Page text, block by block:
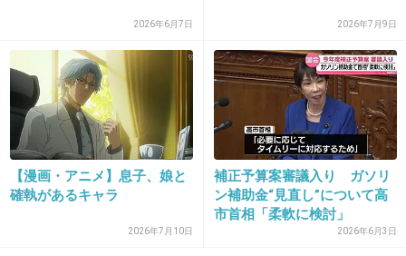
知り合いにいる！グレナ君！
べつによくないか？
-28
30. 匿名2018/08/11(土) 15:52:16
仮に決まったら漢字どうするつもりだったの？
2026年6月7日 2026年7月9日
【漫画・アニメ】息子、娘と
確執があるキャラ
2026年7月10日
補正予算案審議入り ガソリ
ン補助金“見直し”について高
市首相「柔軟に検討」
2026年6月3日